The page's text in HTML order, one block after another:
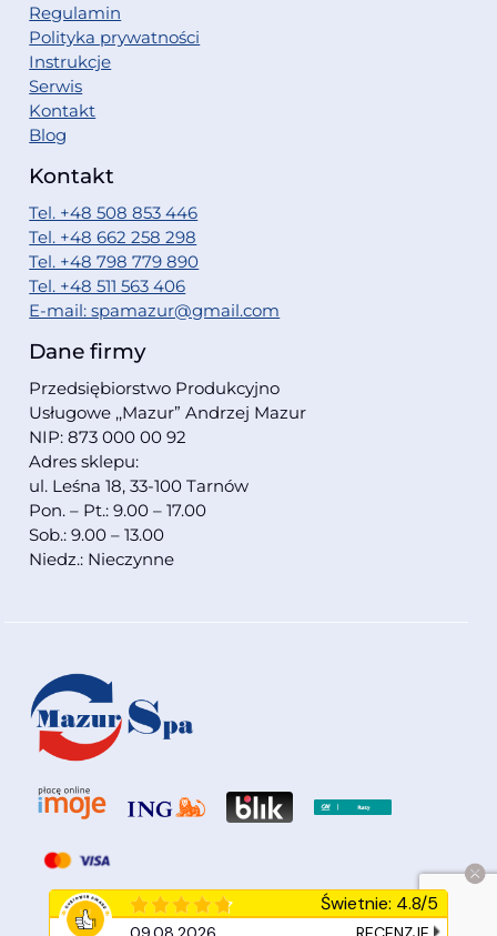
Regulamin
Polityka prywatności
Instrukcje
Serwis
Kontakt
Blog
Kontakt
Tel. +48 508 853 446
Tel. +48 662 258 298
Tel. +48 798 779 890
Tel. +48 511 563 406
E-mail: spamazur@gmail.com
Dane firmy
Przedsiębiorstwo Produkcyjno
Usługowe ,,Mazur” Andrzej Mazur
NIP: 873 000 00 92
Adres sklepu:
ul. Leśna 18, 33-100 Tarnów
Pon. – Pt.: 9.00 – 17.00
Sob.: 9.00 – 13.00
Niedz.: Nieczynne
Świetnie: 4.8/5